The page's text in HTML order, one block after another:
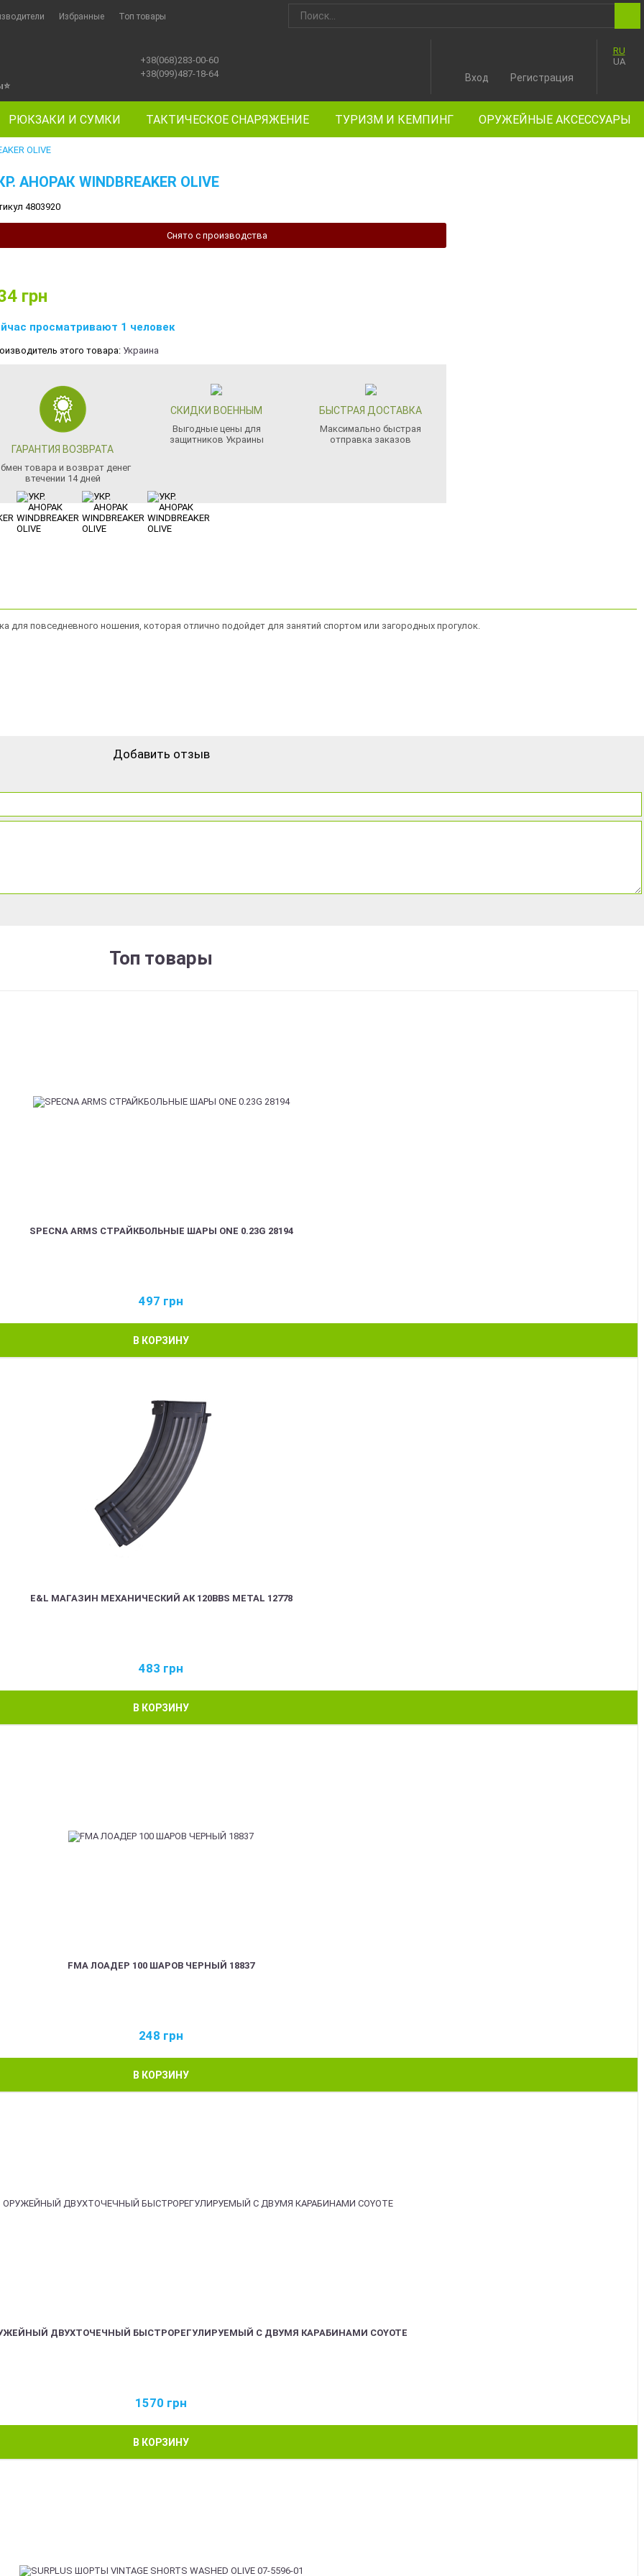
Избранные Топ товары
⭐
+38(068)283-00-60
+38(099)487-18-64
RU
UA
Вход Регистрация
РЮКЗАКИ И СУМКИ ТАКТИЧЕСКОЕ СНАРЯЖЕНИЕ ТУРИЗМ И КЕМПИНГ ОРУЖЕЙНЫЕ АКСЕССУАРЫ
OLIVE
АНОРАК WINDBREAKER OLIVE
4803920
Снято с производства
грн
просматривают 1 человек
этого товара: Украина
ГАРАНТИЯ ВОЗВРАТА
товара и возврат денег
втечении 14 дней
СКИДКИ ВОЕННЫМ
Выгодные цены для
защитников Украины
БЫСТРАЯ ДОСТАВКА
Максимально быстрая
отправка заказов
для повседневного ношения, которая отлично подойдет для занятий спортом или загородных прогулок.
Добавить отзыв
Топ товары
SPECNA ARMS СТРАЙКБОЛЬНЫЕ ШАРЫ ONE 0.23G 28194
497 грн
В КОРЗИНУ
E&L МАГАЗИН МЕХАНИЧЕСКИЙ АК 120BBS METAL 12778
483 грн
В КОРЗИНУ
FMA ЛОАДЕР 100 ШАРОВ ЧЕРНЫЙ 18837
248 грн
В КОРЗИНУ
ДВУХТОЧЕЧНЫЙ БЫСТРОРЕГУЛИРУЕМЫЙ С ДВУМЯ КАРАБИНАМИ COYOTE
1570 грн
В КОРЗИНУ